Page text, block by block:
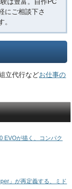
にご相談下さ
立代行などお仕事の
EVOが描く、コンパク
」が再定義する、ミド